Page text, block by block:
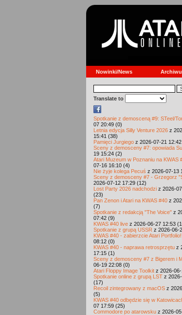
Nowinki/News
Translate to
Spotkanie z demosceną #9: STeel/
07 20:49 (0)
Letnia edycja Silly Venture 2026 z
15:41 (38)
Pamięci Jurgiego z 2026-07-21
Sceny z demosceny #7: opowiada
19 15:24 (2)
Atari Muzeum w Poznaniu na KWAS
07-16 16:10 (4)
Nie żyje kolega Pecuś z 2026-07-13
Sceny z demosceny #7 - Grzegorz
2026-07-12 17:29 (12)
Lost Party 2026 nadchodzi z 2026-
(23)
Pan Zenon i Atari na KWAS #40 z
(7)
Spotkanie z redakcją "The Voice" z
07:42 (9)
KWAS #40 live z 2026-06-27 12:53
Spotkanie z grupą USSR z 2026-06-
KWAS #40 - zabierzcie Atari Portfolio!
08:12 (0)
KWAS #40 - naprawa retrosprzętu z
17:15 (1)
Sceny z demosceny #7 z Bigerem i
06-19 22:08 (0)
Atari Floppy Image Toolkit z 2026-
Spotkanie online z grupą LST z
(17)
Recoil zintegrowany z macOS z
(5)
KWAS #40 odbędzie się w
07 17:59 (25)
Commodore po atarowsku z 2026-